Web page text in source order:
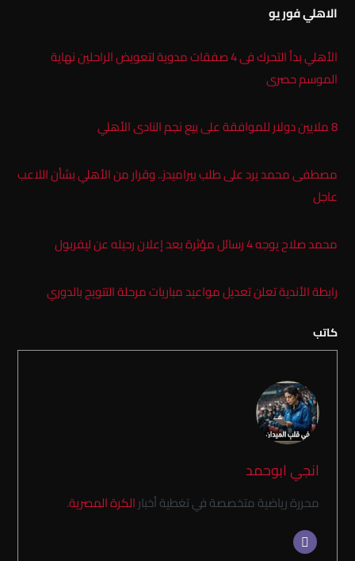
الاهلي فور يو
الأهلي بدأ التحرك فى 4 صفقات مدوية لتعويض الراحلين نهاية
الموسم حصرى
8 ملايين دولار للموافقة على بيع نجم النادى الأهلي
مصطفى محمد يرد على طلب بيراميدز.. وقرار من الأهلي بشأن اللاعب
عاجل
محمد صلاح يوجه 4 رسائل مؤثرة بعد إعلان رحيله عن ليفربول
رابطة الأندية تعلن تعديل مواعيد مباريات مرحلة التتويج بالدوري
كاتب
انجي ابوحمد
محررة رياضية متخصصة في تغطية أخبارالكرة المصرية.